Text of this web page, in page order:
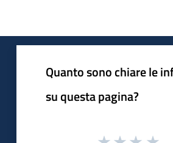
Quanto sono chiare le
su questa pagina?